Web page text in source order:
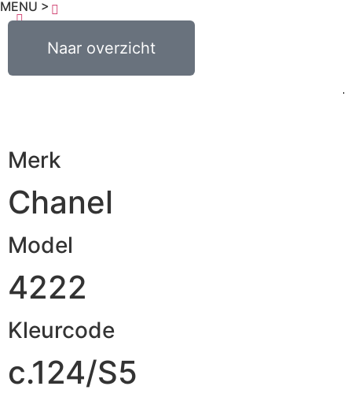
MENU >
Naar overzicht
0,00 0
Merk
Chanel
Model
4222
Kleurcode
c.124/S5